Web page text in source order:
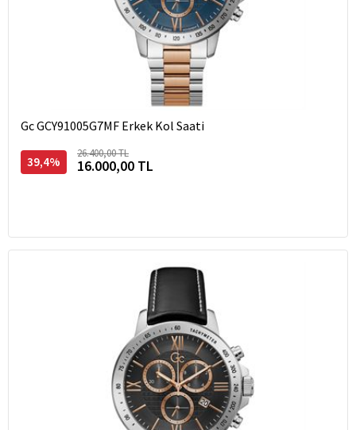
Gc GCY91005G7MF Erkek Kol Saati
39,4%
26.400,00 TL
16.000,00 TL